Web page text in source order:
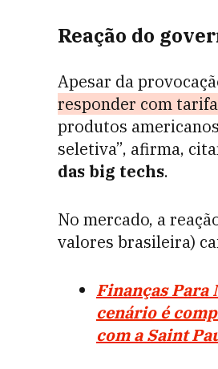
Reação do
Apesar da
responder com
produtos
seletiva”, afirma,
das big techs.
No mercado, a
valores brasileira)
Finanças
cenário é
com a Saint